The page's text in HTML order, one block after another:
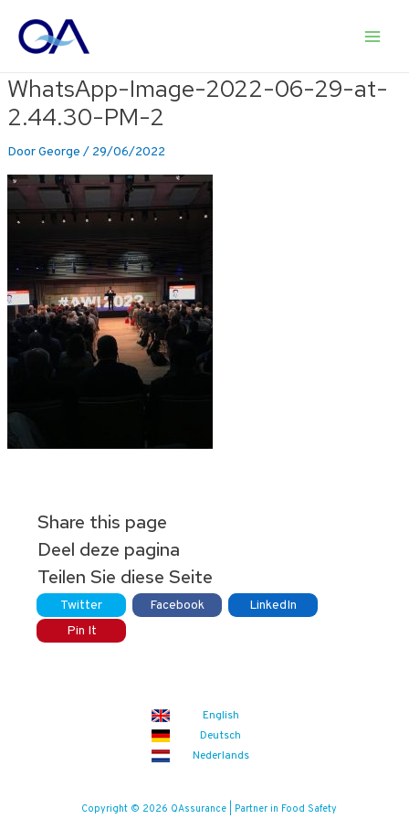
naar
WhatsApp-Image-2022-06-29-at-
2.44.30-PM-2
DoorGeorge / 29/06/2022
Share this page
Deel deze pagina
Teilen Sie diese Seite
Twitter Facebook
LinkedIn
Pin It
English
Deutsch
Nederlands
Copyright © 2026 QAssurance | Partner in Food Safety